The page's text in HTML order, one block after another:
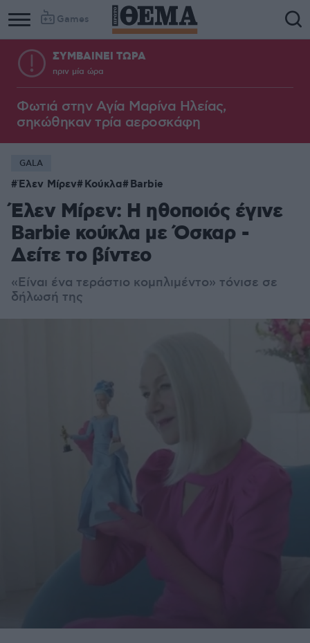
Games
ΣΥΜΒΑΙΝΕΙ ΤΩΡΑ
πριν μία ώρα
Φωτιά στην Aγία Μαρίνα Ηλείας,
σηκώθηκαν τρία αεροσκάφη
GALA
Έλεν Μίρεν Κούκλα Barbie
Έλεν Μίρεν: Η ηθοποιός έγινε
Barbie κούκλα με Όσκαρ -
Δείτε το βίντεο
«Είναι ένα τεράστιο κομπλιμέντο» τόνισε σε
δήλωσή της